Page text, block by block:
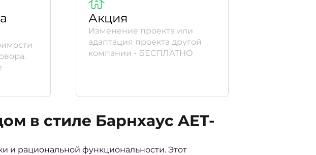
Акция
Изменение проекта или
адаптация проекта другой
компании - БЕСПЛАТНО
в стиле Барнхаус AET-
и рациональной функциональности. Этот